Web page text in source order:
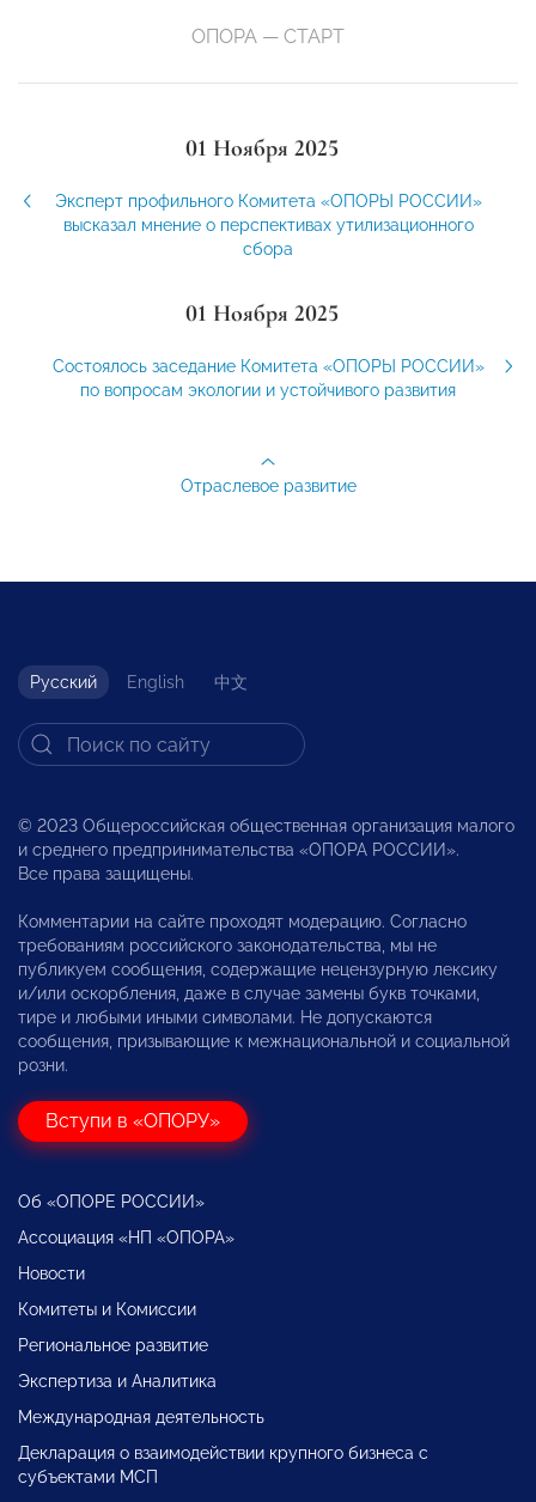
ОПОРА — СТАРТ
01 Ноября 2025
Эксперт профильного Комитета «ОПОРЫ РОССИИ»
высказал мнение о перспективах утилизационного
сбора
01 Ноября 2025
Состоялось заседание Комитета «ОПОРЫ РОССИИ»
по вопросам экологии и устойчивого развития
Отраслевое развитие
Русский English 中文
© 2023 Общероссийская общественная организация малого
и среднего предпринимательства «ОПОРА РОССИИ».
Все права защищены.
Комментарии на сайте проходят модерацию. Согласно
требованиям российского законодательства, мы не
публикуем сообщения, содержащие нецензурную лексику
и/или оскорбления, даже в случае замены букв точками,
тире и любыми иными символами. Не допускаются
сообщения, призывающие к межнациональной и социальной
розни.
Вступи в «ОПОРУ»
Об «ОПОРЕ РОССИИ»
Ассоциация «НП «ОПОРА»
Новости
Комитеты и Комиссии
Региональное развитие
Экспертиза и Аналитика
Международная деятельность
Декларация о взаимодействии крупного бизнеса с
субъектами МСП